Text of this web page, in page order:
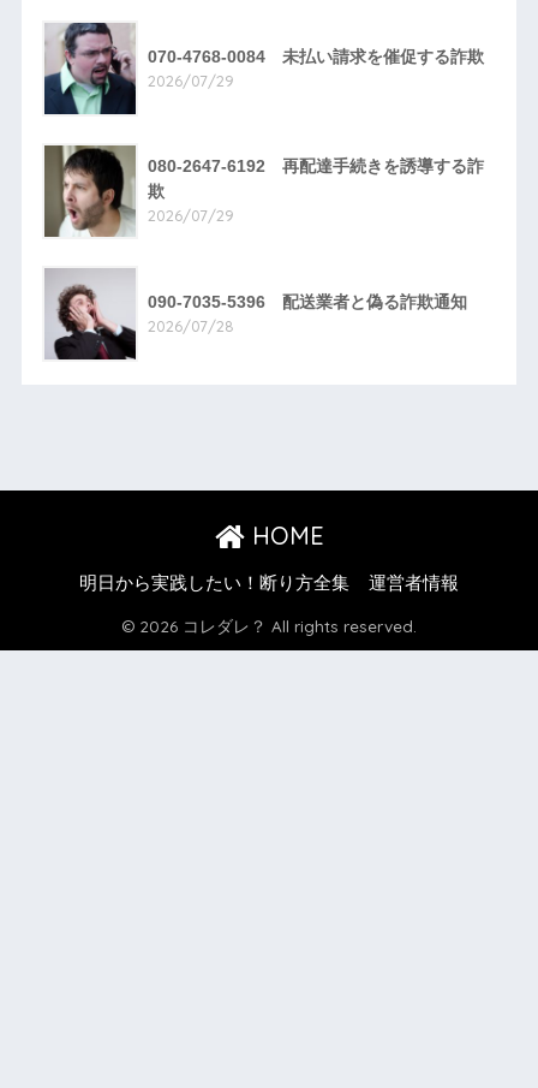
070-4768-0084 未払い請求を催促する詐欺
2026/07/29
080-2647-6192 再配達手続きを誘導する詐
欺
2026/07/29
090-7035-5396 配送業者と偽る詐欺通知
2026/07/28
HOME
明日から実践したい！断り方全集 運営者情報
© 2026 コレダレ？ All rights reserved.